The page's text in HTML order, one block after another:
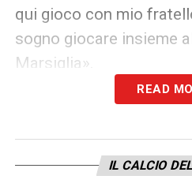
qui gioco con mio
sogno giocare insieme
Marsiglia».
«È uno dei
Shakhtar, al Brighton e
facendo un ottimo
READ
IL CALCIO